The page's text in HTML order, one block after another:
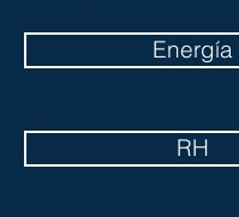
Energía
RH